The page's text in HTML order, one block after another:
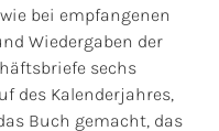
bei empfangenen
Wiedergaben der
sechs
des Kalenderjahres,
Buch gemacht, das